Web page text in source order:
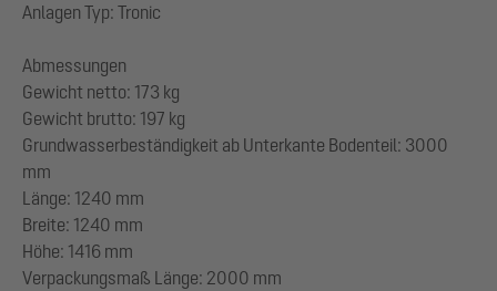
Anlagen Typ: Tronic
Abmessungen
Gewicht netto: 173 kg
Gewicht brutto: 197 kg
Grundwasserbeständigkeit ab Unterkante Bodenteil: 3000
mm
Länge: 1240 mm
Breite: 1240 mm
Höhe: 1416 mm
Verpackungsmaß Länge: 2000 mm